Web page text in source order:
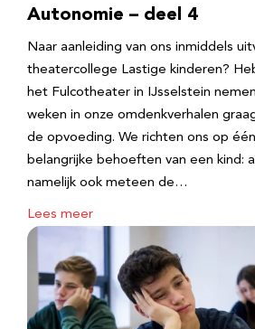
Autonomie – deel 4
Naar aanleiding van ons inmiddels
theatercollege Lastige kinderen?
het Fulcotheater in IJsselstein
weken in onze omdenkverhalen
de opvoeding. We richten ons op
belangrijke behoeften van een kind:
namelijk ook meteen de…
Lees meer